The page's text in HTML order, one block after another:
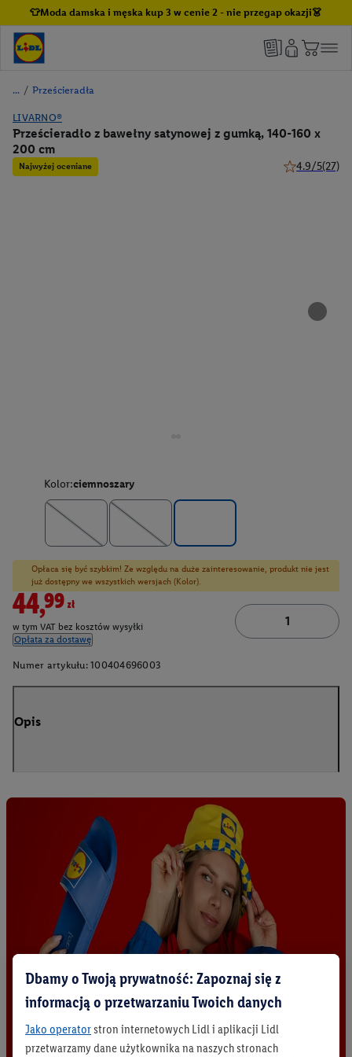
👕Moda damska i męska kup 3 w cenie 2 - nie przegap okazji👗
/ Prześcieradła
LIVARNO®
Prześcieradło z bawełny satynowej z gumką, 140-160 x
200 cm
Najwyżej oceniane 4.9/5(27)
Kolor:ciemnoszary
Opłaca się być szybkim! Ze względu na duże zainteresowanie, produkt nie jest
już dostępny we wszystkich wersjach (Kolor).
44,99zł
w tym VAT bez kosztów wysyłki
Opłata za dostawę
Numer artykułu: 100404696003
Opis
Dbamy o Twoją prywatność: Zapoznaj się z
informacją o przetwarzaniu Twoich danych
Jako operatorstron internetowych Lidl i aplikacji Lidl
przetwarzamy dane użytkownika na naszych stronach